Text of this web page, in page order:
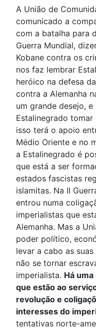
A União de
comunicado a
com a batalha para
Guerra Mundial,
Kobane contra os
nos faz lembrar
heróico na defesa
contra a Alemanha
um grande desejo,
Estalinegrado
isso terá o apoio
Médio Oriente e no
a Estalinegrado é
que está a ser
estados fascistas
islamitas. Na II
entrou numa
imperialistas que
Alemanha. Mas a
poder político,
levar a cabo as
não se tornar
imperialista. Há
que estão ao
revolução e
interesses do
tentativas norte-